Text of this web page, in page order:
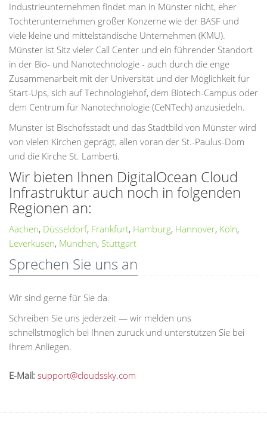
Industrieunternehmen findet man in Münster nicht, eher
Tochterunternehmen großer Konzerne wie der BASF und
viele kleine und mittelständische Unternehmen (KMU).
Münster ist Sitz vieler Call Center und ein führender Standort
in der Bio- und Nanotechnologie - auch durch die enge
Zusammenarbeit mit der Universität und der Möglichkeit für
Start-Ups, sich auf Technologiehof, dem Biotech-Campus oder
dem Centrum für Nanotechnologie (CeNTech) anzusiedeln.
Münster ist Bischofsstadt und das Stadtbild von Münster wird
von vielen Kirchen geprägt, allen voran der St.-Paulus-Dom
und die Kirche St. Lamberti.
Wir bieten Ihnen DigitalOcean Cloud
Infrastruktur auch noch in folgenden
Regionen an:
Aachen, Düsseldorf, Frankfurt, Hamburg, Hannover, Köln,
Leverkusen, München, Stuttgart
Sprechen Sie uns an
Wir sind gerne für Sie da.
Schreiben Sie uns jederzeit — wir melden uns
schnellstmöglich bei Ihnen zurück und unterstützen Sie bei
Ihrem Anliegen.
E-Mail: support@cloudssky.com